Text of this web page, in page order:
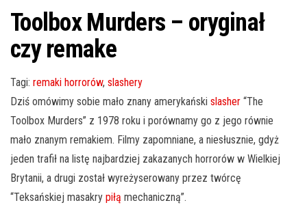
Toolbox Murders – oryginał
czy remake
Tagi: remaki horrorów, slashery
Dziś omówimy sobie mało znany amerykański slasher “The
Toolbox Murders” z 1978 roku i porównamy go z jego równie
mało znanym remakiem. Filmy zapomniane, a niesłusznie, gdyż
jeden trafił na listę najbardziej zakazanych horrorów w Wielkiej
Brytanii, a drugi został wyreżyserowany przez twórcę
“Teksańskiej masakry piłą mechaniczną”.